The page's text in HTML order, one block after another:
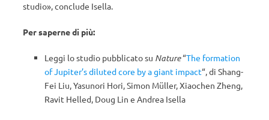
studio», conclude Isella.
Per saperne di più:
Leggi lo studio pubblicato su Nature“The formation
of Jupiter’s diluted core by a giant impact“, di Shang-
Fei Liu, Yasunori Hori, Simon Müller, Xiaochen Zheng,
Ravit Helled, Doug Lin e Andrea Isella